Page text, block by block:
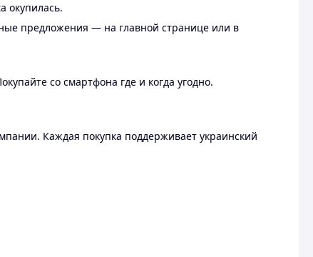
окупилась.
предложения — на главной странице или в
со смартфона где и когда угодно.
Каждая покупка поддерживает украинский